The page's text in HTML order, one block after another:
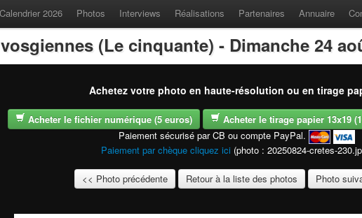
Calendrier 2026 Photos Interviews Réalisations Partenaires Annuaire
(Le cinquante) - Dimanche 24
Achetez votre photo en haute-résolution ou en tirage
Acheter le fichier numérique (5 euros)
Acheter le tirage papier 13x19
Paiement sécurisé par CB ou compte PayPal.
Paiement par chèque cliquez ici (photo : 20250824-cretes-
<< Photo précédente Retour à la liste des photos Photo